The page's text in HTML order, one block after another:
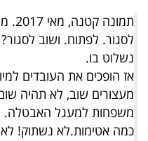
שיתופי
פעולה
תמונה קטנה, מאי 2017. מהדורת מבט האחרונה.
לסגור. לפתוח. ושוב
נשלוט בו.
אז הופכים את העובדים
מעצורים שוב, לא תהיה
משפחות למעגל האבטלה.
כמה אטימות.לא נשתוק! לא